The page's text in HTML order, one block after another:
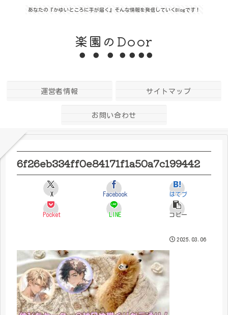
あなたの『かゆいところに手が届く』そんな情報を発信していくBlogです！
楽園のDoor
運営者情報 サイトマップ
お問い合わせ
6f26eb334ff0e84171f1a50a7c199442
X Facebook はてブ
Pocket LINE コピー
2025.03.06